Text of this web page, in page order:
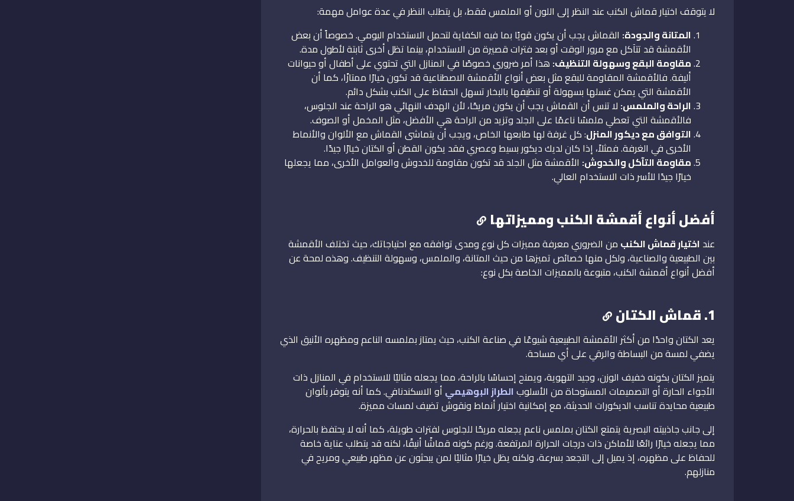
لا يتوقف اختيار قماش الكنب عند النظر إلى اللون أو الملمس فقط، بل يتطلب النظر في عدة عوامل مهمة:
المتانة والجودة: القماش يجب أن يكون قويًا بما فيه الكفاية لتحمل الاستخدام اليومي. خصوصاً أن بعض
الأقمشة قد تتآكل مع مرور الوقت أو بعد فترات قصيرة من الاستخدام، بينما تظل أخرى ثابتة لأطول مدة.
مقاومة البقع وسهولة التنظيف: هذا أمر ضروري خصوصًا في المنازل التي تحتوي على أطفال أو حيوانات
أليفة. فالأقمشة المقاومة للبقع مثل بعض أنواع الأقمشة الاصطناعية قد تكون خيارًا ممتازًا، كما أن
الأقمشة التي يمكن غسلها بسهولة أو تنظيفها بالبخار تسهل الحفاظ على الكنب بشكل دائم.
الراحة والملمس: لا تنس أن القماش يجب أن يكون مريحًا، لأن الهدف النهائي هو الراحة عند الجلوس،
فالأقمشة التي تعطي ملمسًا ناعمًا على الجلد وتزيد من الراحة هي الأفضل، مثل المخمل أو الصوف.
التوافق مع ديكور المنزل: كل غرفة لها طابعها الخاص، ويجب أن يتماشى القماش مع الألوان والأنماط
الأخرى في الغرفة. فمثلاً، إذا كان لديك ديكور بسيط وعصري فقد يكون القطن أو الكتان خيارًا جيدًا.
مقاومة التآكل والخدوش: الأقمشة مثل الجلد قد تكون مقاومة للخدوش والعوامل الأخرى، مما يجعلها
خيارًا جيدًا للأسر ذات الاستخدام العالي.
أفضل أنواع أقمشة الكنب ومميزاتها
عند اختيار قماش الكنب من الضروري معرفة مميزات كل نوع ومدى توافقه مع احتياجاتك، حيث تختلف الأقمشة
بين الطبيعية والصناعية، ولكل منها خصائص تميزها من حيث المتانة، والملمس، وسهولة التنظيف. وهذه لمحة عن
أفضل أنواع أقمشة الكنب، متبوعة بالمميزات الخاصة بكل نوع:
1. قماش الكتان
يعد الكتان واحدًا من أكثر الأقمشة الطبيعية شيوعًا في صناعة الكنب، حيث يمتاز بملمسه الناعم ومظهره الأنيق الذي
يضفي لمسة من البساطة والرقي على أي مساحة.
يتميز الكتان بكونه خفيف الوزن، وجيد التهوية، ويمنح إحساسًا بالراحة، مما يجعله مثاليًا للاستخدام في المنازل ذات
الأجواء الحارة أو التصميمات المستوحاة من الأسلوبالطراز البوهيمي أو الاسكندنافي. كما أنه يتوفر بألوان
طبيعية محايدة تناسب الديكورات الحديثة، مع إمكانية اختيار أنماط ونقوش تضيف لمسات مميزة.
إلى جانب جاذبيته البصرية يتمتع الكتان بملمس ناعم يجعله مريحًا للجلوس لفترات طويلة، كما أنه لا يحتفظ بالحرارة،
مما يجعله خيارًا رائعًا للأماكن ذات درجات الحرارة المرتفعة. ورغم كونه قماشًا أنيقًا، لكنه قد يتطلب عناية خاصة
للحفاظ على مظهره، إذ يميل إلى التجعد بسرعة، ولكنه يظل خيارًا مثاليًا لمن يبحثون عن مظهر طبيعي ومريح في
منازلهم.